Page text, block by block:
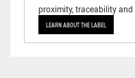
proximity, traceability and
LEARN ABOUT THE LABEL